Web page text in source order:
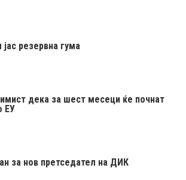
резервна гума
дека за шест месеци ќе почнат
ЕУ
за нов претседател на ДИК